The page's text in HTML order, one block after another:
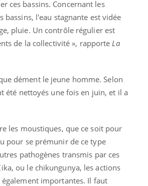
ces bassins. Concernant les
bassins, l'eau stagnante est vidée
pluie. Un contrôle régulier est
de la collectivité », rapporte La
dément le jeune homme. Selon
été nettoyés une fois en juin, et il a
les moustiques, que ce soit pour
pour se prémunir de ce type
pathogènes transmis par ces
ou le chikungunya, les actions
importantes. Il faut